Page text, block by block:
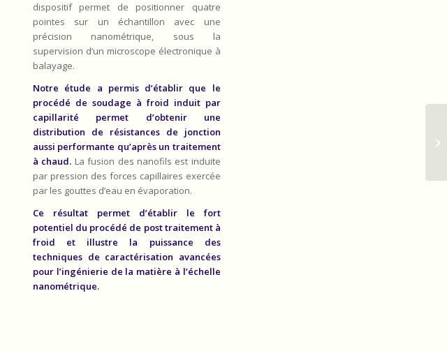
dispositif permet de positionner quatre
pointes sur un échantillon avec une
précision nanométrique, sous la
supervision d’un microscope électronique à
balayage.
Notre étude a permis d’établir que le
procédé de soudage à froid induit par
capillarité permet d’obtenir une
distribution de résistances de jonction
aussi performante qu’après un traitement
à chaud. La fusion des nanofils est induite
par pression des forces capillaires exercée
par les gouttes d’eau en évaporation.
Ce résultat permet d’établir le fort
potentiel du procédé de post traitement à
froid et illustre la puissance des
techniques de caractérisation avancées
pour l’ingénierie de la matière à l’échelle
nanométrique.